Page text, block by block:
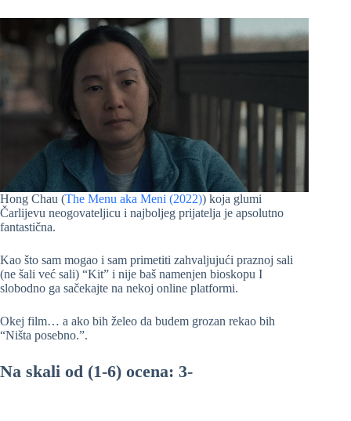
Hong Chau (The Menu aka Meni (2022)) koja glumi
Čarlijevu neogovateljicu i najboljeg prijatelja je apsolutno
fantastična.
Kao što sam mogao i sam primetiti zahvaljujući praznoj sali
(ne šali već sali) “Kit” i nije baš namenjen bioskopu I
slobodno ga sačekajte na nekoj online platformi.
Okej film… a ako bih želeo da budem grozan rekao bih
“Ništa posebno.”.
Na skali od (1-6) ocena: 3-